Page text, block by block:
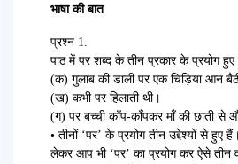
भाषा की बात
प्रश्न 1.
पाठ में पर शब्द के तीन प्रकार के प्रयोग हुए
(क) गुलाब की डाली पर एक चिड़िया आन
(ख) कभी पर हिलाती थी।
(ग) पर बच्ची काँप-काँपकर माँ की छाती से
• तीनों ‘पर’ के प्रयोग तीन उद्देश्यों से हुए
लेकर आप भी ‘पर’ का प्रयोग कर ऐसे तीन